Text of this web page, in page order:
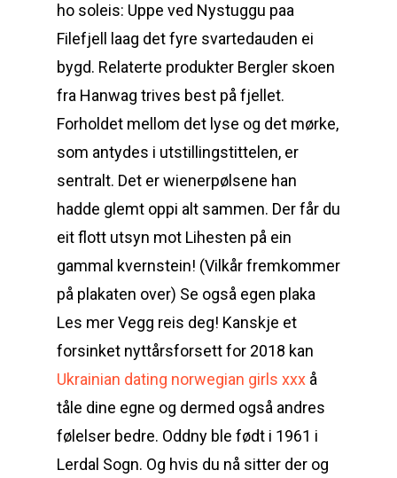
ho soleis: Uppe ved Nystuggu paa
Filefjell laag det fyre svartedauden ei
bygd. Relaterte produkter Bergler skoen
fra Hanwag trives best på fjellet.
Forholdet mellom det lyse og det mørke,
som antydes i utstillingstittelen, er
sentralt. Det er wienerpølsene han
hadde glemt oppi alt sammen. Der får du
eit flott utsyn mot Lihesten på ein
gammal kvernstein! (Vilkår fremkommer
på plakaten over) Se også egen plaka
Les mer Vegg reis deg! Kanskje et
forsinket nyttårsforsett for 2018 kan
Ukrainian dating norwegian girls xxx å
tåle dine egne og dermed også andres
følelser bedre. Oddny ble født i 1961 i
Lerdal Sogn. Og hvis du nå sitter der og